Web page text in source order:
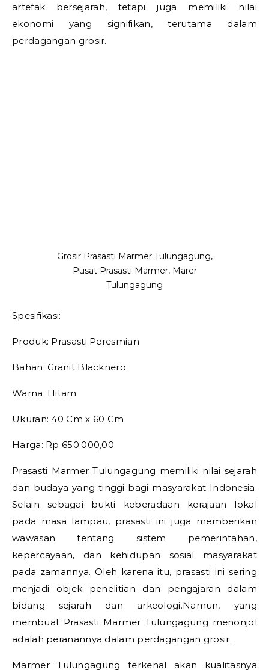
artefak bersejarah, tetapi juga memiliki nilai
ekonomi yang signifikan, terutama dalam
perdagangan grosir.
Grosir Prasasti Marmer Tulungagung,
Pusat Prasasti Marmer, Marer
Tulungagung
Spesifikasi:
Produk: Prasasti Peresmian
Bahan: Granit Blacknero
Warna: Hitam
Ukuran: 40 Cm x 60 Cm
Harga: Rp 650.000,00
Prasasti Marmer Tulungagung memiliki nilai sejarah
dan budaya yang tinggi bagi masyarakat Indonesia.
Selain sebagai bukti keberadaan kerajaan lokal
pada masa lampau, prasasti ini juga memberikan
wawasan tentang sistem pemerintahan,
kepercayaan, dan kehidupan sosial masyarakat
pada zamannya. Oleh karena itu, prasasti ini sering
menjadi objek penelitian dan pengajaran dalam
bidang sejarah dan arkeologi.Namun, yang
membuat Prasasti Marmer Tulungagung menonjol
adalah peranannya dalam perdagangan grosir.
Marmer Tulungagung terkenal akan kualitasnya